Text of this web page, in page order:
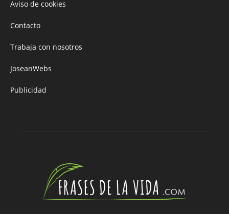
Aviso de cookies
Contacto
Trabaja con nosotros
JoseanWebs
Publicidad